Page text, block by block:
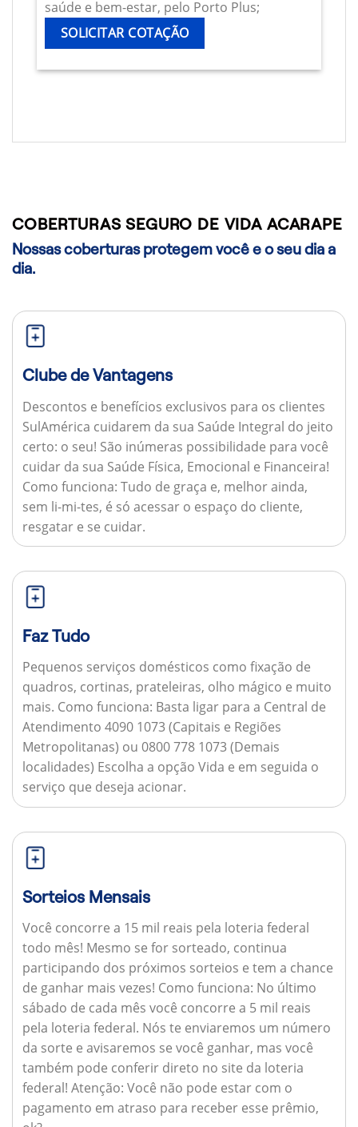
saúde e bem-estar, pelo Porto Plus;
SOLICITAR COTAÇÃO
COBERTURAS SEGURO DE VIDA ACARAPE
Nossas coberturas protegem você e o seu dia a
dia.
Clube de Vantagens
Descontos e benefícios exclusivos para os clientes
SulAmérica cuidarem da sua Saúde Integral do jeito
certo: o seu! São inúmeras possibilidade para você
cuidar da sua Saúde Física, Emocional e Financeira!
Como funciona: Tudo de graça e, melhor ainda,
sem li-mi-tes, é só acessar o espaço do cliente,
resgatar e se cuidar.
Faz Tudo
Pequenos serviços domésticos como fixação de
quadros, cortinas, prateleiras, olho mágico e muito
mais. Como funciona: Basta ligar para a Central de
Atendimento 4090 1073 (Capitais e Regiões
Metropolitanas) ou 0800 778 1073 (Demais
localidades) Escolha a opção Vida e em seguida o
serviço que deseja acionar.
Sorteios Mensais
Você concorre a 15 mil reais pela loteria federal
todo mês! Mesmo se for sorteado, continua
participando dos próximos sorteios e tem a chance
de ganhar mais vezes! Como funciona: No último
sábado de cada mês você concorre a 5 mil reais
pela loteria federal. Nós te enviaremos um número
da sorte e avisaremos se você ganhar, mas você
também pode conferir direto no site da loteria
federal! Atenção: Você não pode estar com o
pagamento em atraso para receber esse prêmio,